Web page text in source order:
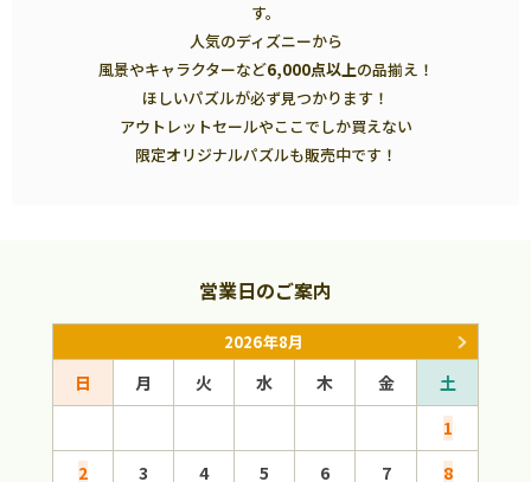
す。
人気のディズニーから
風景やキャラクターなど6,000点以上の品揃え！
ほしいパズルが必ず見つかります！
アウトレットセールやここでしか買えない
限定オリジナルパズルも販売中です！
営業日のご案内
2026年8月
日 月 火 水 木 金
土
1
2
3 4 5 6 7
8